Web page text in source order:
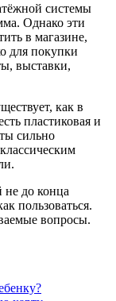
системы
Однако эти
в магазине,
для покупки
выставки,
как в
пластиковая и
сильно
до конца
пользоваться.
вопросы.